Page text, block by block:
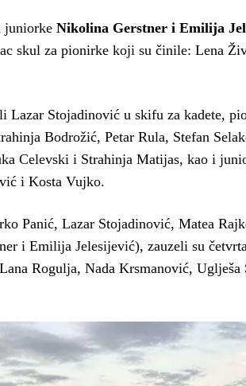
juniorke Nikolina Gerstner i Emilija
skul za pionirke koji su činile: Lena
Lazar Stojadinović u skifu za kadete,
Bodrožić, Petar Rula, Stefan
Celevski i Strahinja Matijas, kao i
i Kosta Vujko.
Panić, Lazar Stojadinović, Matea
i Emilija Jelesijević), zauzeli su
Rogulja, Nada Krsmanović,